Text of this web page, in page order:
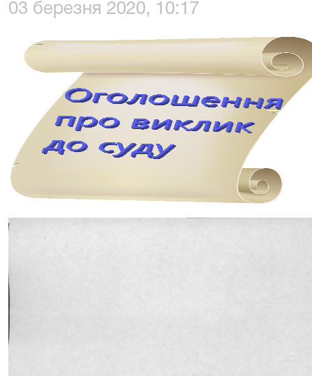
03 березня 2020, 10:17